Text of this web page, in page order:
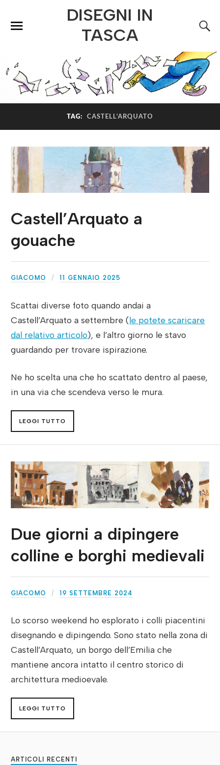
DISEGNI IN
TASCA
TAG: CASTELL’ARQUATO
Castell’Arquato a
gouache
GIACOMO 11 GENNAIO 2025
Scattai diverse foto quando andai a
Castell’Arquato a settembre (le potete scaricare
dal relativo articolo), e l’altro giorno le stavo
guardando per trovare ispirazione.
Ne ho scelta una che ho scattato dentro al paese,
in una via che scendeva verso le mura.
LEGGI TUTTO
Due giorni a dipingere
colline e borghi medievali
GIACOMO 19 SETTEMBRE 2024
Lo scorso weekend ho esplorato i colli piacentini
disegnando e dipingendo. Sono stato nella zona di
Castell’Arquato, un borgo dell’Emilia che
mantiene ancora intatto il centro storico di
architettura medioevale.
LEGGI TUTTO
ARTICOLI RECENTI